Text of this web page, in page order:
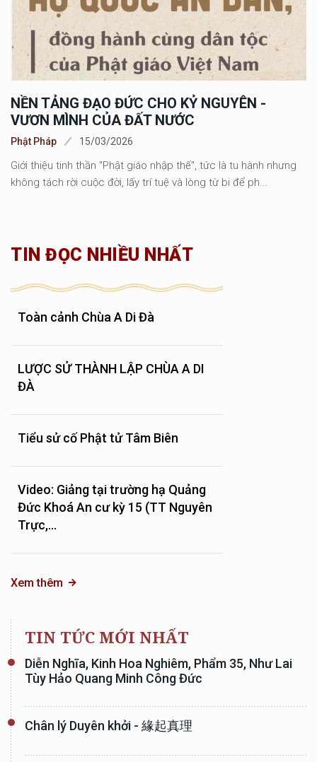
NỀN TẢNG ĐẠO ĐỨC CHO KỶ NGUYÊN -
VƯƠN MÌNH CỦA ĐẤT NƯỚC
Phật Pháp 15/03/2026
Giới thiệu tinh thần "Phật giáo nhập thế", tức là tu hành nhưng
không tách rời cuộc đời, lấy trí tuệ và lòng từ bi để ph...
TIN ĐỌC NHIỀU NHẤT
Toàn cảnh Chùa A Di Đà
LƯỢC SỬ THÀNH LẬP CHÙA A DI
ĐÀ
Tiểu sử cố Phật tử Tâm Biên
Video: Giảng tại trường hạ Quảng
Đức Khoá An cư kỳ 15 (TT Nguyên
Trực,...
Xem thêm
TIN TỨC MỚI NHẤT
Diễn Nghĩa, Kinh Hoa Nghiêm, Phẩm 35, Như Lai
Tùy Hảo Quang Minh Công Đức
Chân lý Duyên khởi - 緣起真理